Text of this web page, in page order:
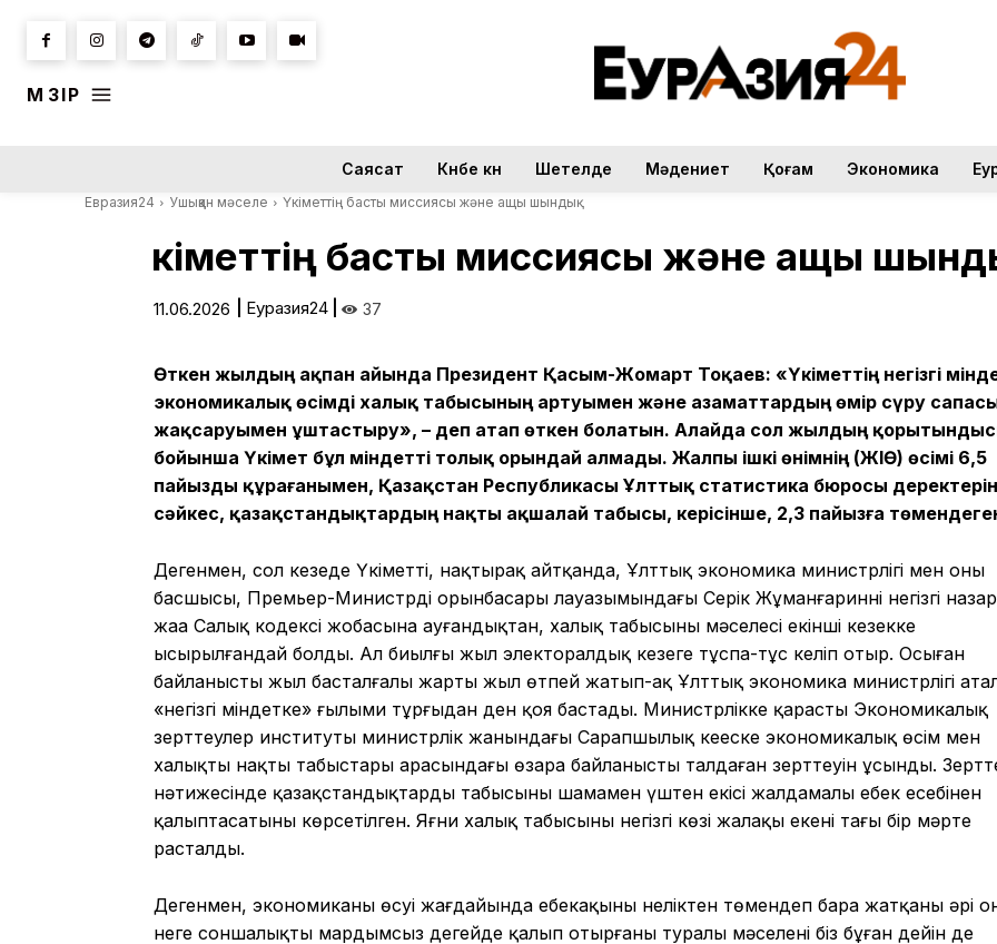
МӘЗІР
Саясат Күнбе күн Шетелде Мәдениет Қоғам Экономика
Евразия24 Ушыққан мәселе Үкіметтің басты миссиясы және ащы шындық
Үкіметтің басты миссиясы және ащы
11.06.2026 Еуразия24 37
Өткен жылдың ақпан айында Президент Қасым-Жомарт Тоқаев: «Үкіметтің негізгі
экономикалық өсімді халық табысының артуымен және азаматтардың өмір сүру
жақсаруымен ұштастыру», – деп атап өткен болатын. Алайда сол жылдың
бойынша Үкімет бұл міндетті толық орындай алмады. Жалпы ішкі өнімнің (ЖІӨ) өсімі 6,5
пайызды құрағанымен, Қазақстан Республикасы Ұлттық статистика бюросы
сәйкес, қазақстандықтардың нақты ақшалай табысы, керісінше, 2,3 пайызға
Дегенмен, сол кезеңде Үкіметтің, нақтырақ айтқанда, Ұлттық экономика министрлігі мен оның
басшысы, Премьер-Министрдің орынбасары лауазымындағы Серік Жұманғариннің негізгі
жаңа Салық кодексі жобасына ауғандықтан, халық табысының мәселесі екінші кезекке
ысырылғандай болды. Ал биылғы жыл электоралдық кезеңге тұспа-тұс келіп отыр. Осыған
байланысты жыл басталғалы жарты жыл өтпей жатып-ақ Ұлттық экономика министрлігі
«негізгі міндетке» ғылыми тұрғыдан ден қоя бастады. Министрлікке қарасты Экономикалық
зерттеулер институты министрлік жанындағы Сарапшылық кеңеске экономикалық өсім мен
халықтың нақты табыстары арасындағы өзара байланысты талдаған зерттеуін ұсынды.
нәтижесінде қазақстандықтардың табысының шамамен үштен екісі жалдамалы еңбек есебінен
қалыптасатыны көрсетілген. Яғни халық табысының негізгі көзі жалақы екені тағы бір мәрте
расталды.
Дегенмен, экономиканың өсуі жағдайында еңбекақының неліктен төмендеп бара жатқаны әрі
неге соншалықты мардымсыз деңгейде қалып отырғаны туралы мәселені біз бұған дейін де